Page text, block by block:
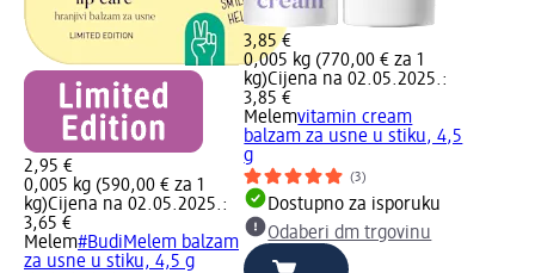
2,95 €
0,005 kg (590,00 € za 1
kg)Cijena na 02.05.2025.:
3,65 €
Melem#BudiMelem balzam
za usne u stiku, 4,5 g
3,85 €
0,005 kg (770,00 € za 1
kg)Cijena na 02.05.2025.:
3,85 €
Melemvitamin cream
balzam za usne u stiku, 4,5
g
(3)
Dostupno za isporuku
Odaberi dm trgovinu